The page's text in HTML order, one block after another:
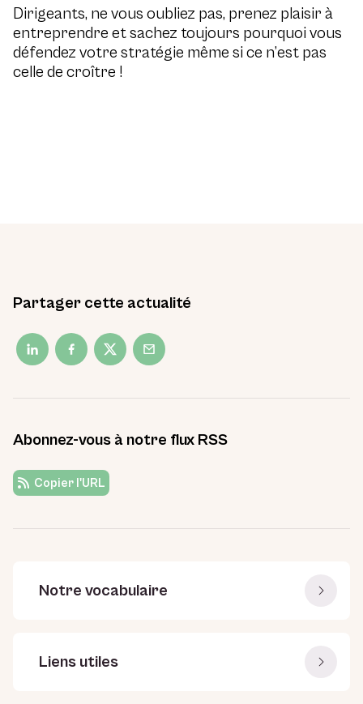
Dirigeants, ne vous oubliez pas, prenez plaisir à
entreprendre et sachez toujours pourquoi vous
défendez votre stratégie même si ce n’est pas
celle de croître !
Partager cette actualité
Abonnez-vous à notre flux RSS
Copier l'URL
Notre vocabulaire
Liens utiles